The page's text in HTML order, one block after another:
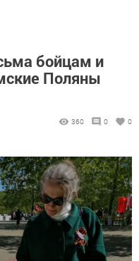
бойцам и
Поляны
360 0 0